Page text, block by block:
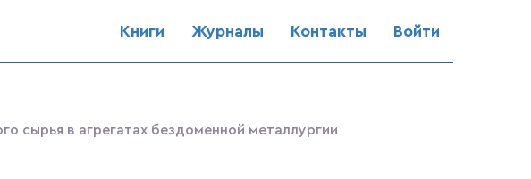
Книги Журналы Контакты Войти
сырья в агрегатах бездоменной металлургии